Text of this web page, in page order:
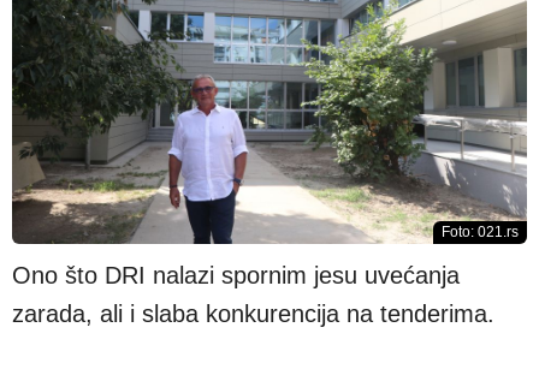
Foto: 021.rs
Ono što DRI nalazi spornim jesu uvećanja
zarada, ali i slaba konkurencija na tenderima.